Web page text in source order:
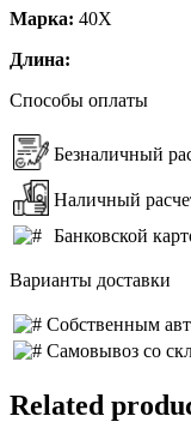
Марка: 40Х
Длина:
Способы оплаты
Безналичный
Наличный
Банковской
Варианты доставки
Собственным
Самовывоз со
Related